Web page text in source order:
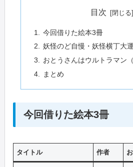
目次
今回借りた絵本3冊
妖怪のど自慢・妖怪横丁大
おとうさんはウルトラマン
まとめ
今回借りた絵本3冊
タイトル 作者